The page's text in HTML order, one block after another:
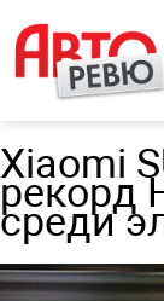
Xiaomi
рекорд
среди